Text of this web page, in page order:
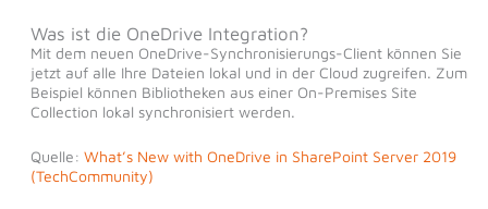
Was ist die OneDrive Integration?
Mit dem neuen OneDrive-Synchronisierungs-Client können Sie
jetzt auf alle Ihre Dateien lokal und in der Cloud zugreifen. Zum
Beispiel können Bibliotheken aus einer On-Premises Site
Collection lokal synchronisiert werden.
Quelle: What’s New with OneDrive in SharePoint Server 2019
(TechCommunity)